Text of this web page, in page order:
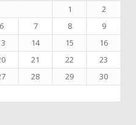
1
2
6 7 8
9
14 15
16
21 22
23
28 29
30